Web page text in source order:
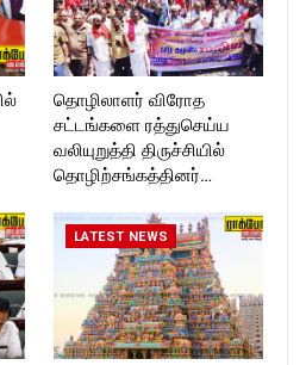
தொழிலாளர் விரோத
சட்டங்களை ரத்துசெய்ய
வலியுறுத்தி திருச்சியில்
தொழிற்சங்கத்தினர்…
LATEST NEWS